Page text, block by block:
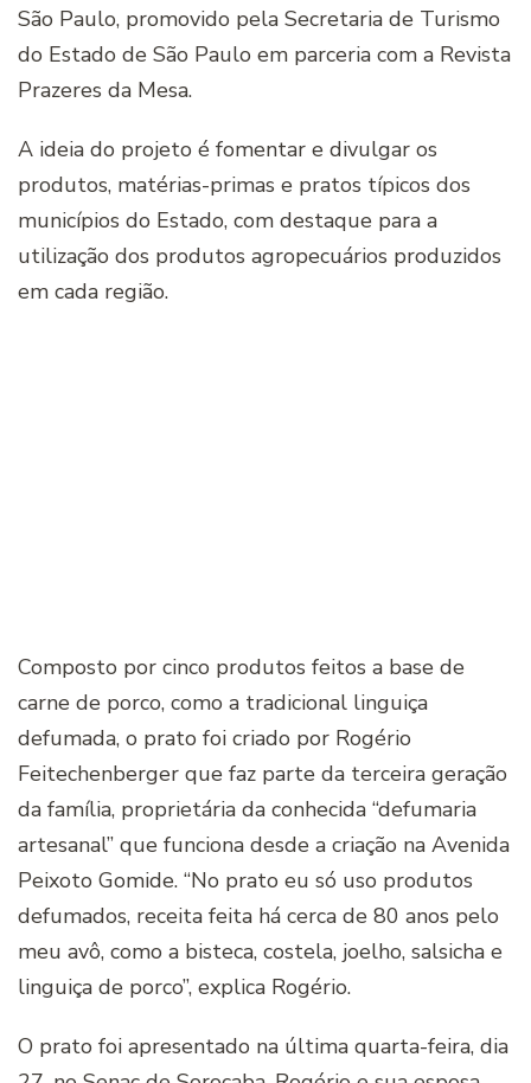
São Paulo, promovido pela Secretaria de Turismo
do Estado de São Paulo em parceria com a Revista
Prazeres da Mesa.
A ideia do projeto é fomentar e divulgar os
produtos, matérias-primas e pratos típicos dos
municípios do Estado, com destaque para a
utilização dos produtos agropecuários produzidos
em cada região.
Composto por cinco produtos feitos a base de
carne de porco, como a tradicional linguiça
defumada, o prato foi criado por Rogério
Feitechenberger que faz parte da terceira geração
da família, proprietária da conhecida “defumaria
artesanal” que funciona desde a criação na Avenida
Peixoto Gomide. “No prato eu só uso produtos
defumados, receita feita há cerca de 80 anos pelo
meu avô, como a bisteca, costela, joelho, salsicha e
linguiça de porco”, explica Rogério.
O prato foi apresentado na última quarta-feira, dia